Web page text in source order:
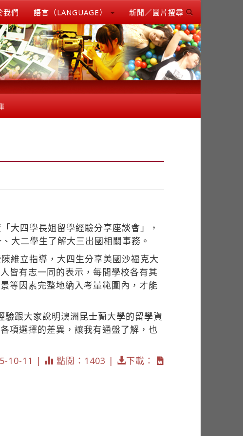
我們 語言（LANGUAGE） 新聞／圖片搜尋
大四學長姐留學經驗分享座談會」，
大二學生了解大三出國相關事務。
維立指導，大四生分享美國沙福克大
皆有志一同的表示，每間學校各有其
等因素完整地納入考量範圍內，才能
跟大家說明澳洲昆士蘭大學的留學資
項選擇的差異，讓我有通盤了解，也
10-11 | 點閱：1403 | 下載：